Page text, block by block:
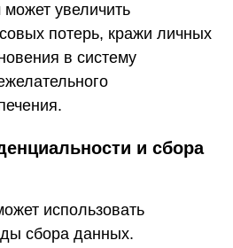
увеличить
потерь, кражи личных
в систему
и сбора
использовать
сбора данных.